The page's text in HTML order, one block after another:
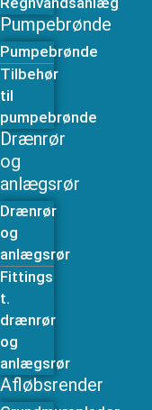
Pumpebrønde
Pumpebrønde
Tilbehør
til
pumpebrønde
Drænrør
og
anlægsrør
Drænrør
og
anlægsrør
Fittings
t.
drænrør
og
anlægsrør
Afløbsrender